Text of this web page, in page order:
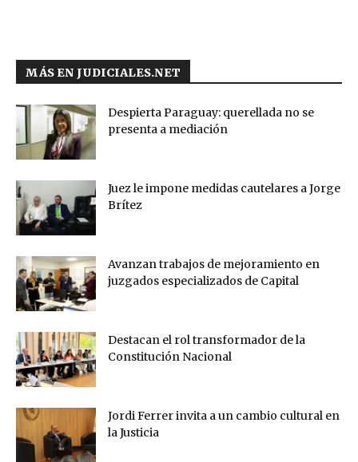
MÁS EN JUDICIALES.NET
Despierta Paraguay: querellada no se
presenta a mediación
Juez le impone medidas cautelares a Jorge
Brítez
Avanzan trabajos de mejoramiento en
juzgados especializados de Capital
Destacan el rol transformador de la
Constitución Nacional
Jordi Ferrer invita a un cambio cultural en
la Justicia